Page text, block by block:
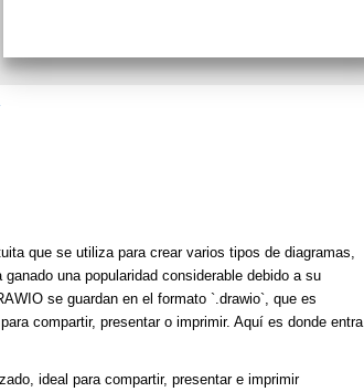
que se utiliza para crear varios tipos de diagramas,
una popularidad considerable debido a su
se guardan en el formato `.drawio`, que es
compartir, presentar o imprimir. Aquí es donde entra
ideal para compartir, presentar e imprimir